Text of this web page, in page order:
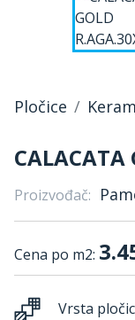
Pločice
CALACATA
Proizvođač:
Cena po m2:
Vrsta